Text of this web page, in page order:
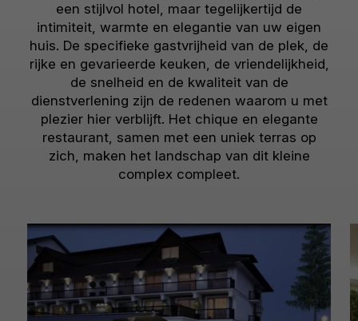
een stijlvol hotel, maar tegelijkertijd de
intimiteit, warmte en elegantie van uw eigen
huis. De specifieke gastvrijheid van de plek, de
rijke en gevarieerde keuken, de vriendelijkheid,
de snelheid en de kwaliteit van de
dienstverlening zijn de redenen waarom u met
plezier hier verblijft. Het chique en elegante
restaurant, samen met een uniek terras op
zich, maken het landschap van dit kleine
complex compleet.